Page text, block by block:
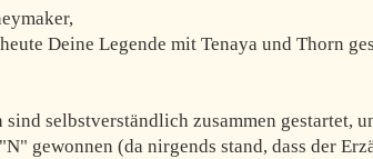
Deine Legende mit Tenaya und Thorn
sind selbstverständlich zusammen gestartet,
gewonnen (da nirgends stand, dass der